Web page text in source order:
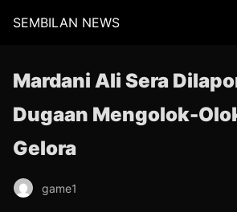
SEMBILAN NEWS
Mardani Ali Sera
Dugaan Mengolok-
Gelora
game1